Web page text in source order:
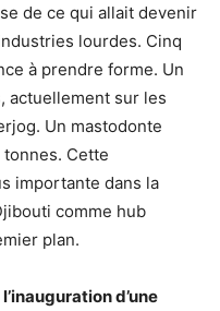
de ce qui allait devenir
lourdes. Cinq
à prendre forme. Un
actuellement sur les
Un mastodonte
tonnes. Cette
importante dans la
comme hub
plan.
d’une